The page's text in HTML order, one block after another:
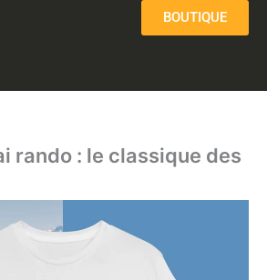
BOUTIQUE
rando : le classique des